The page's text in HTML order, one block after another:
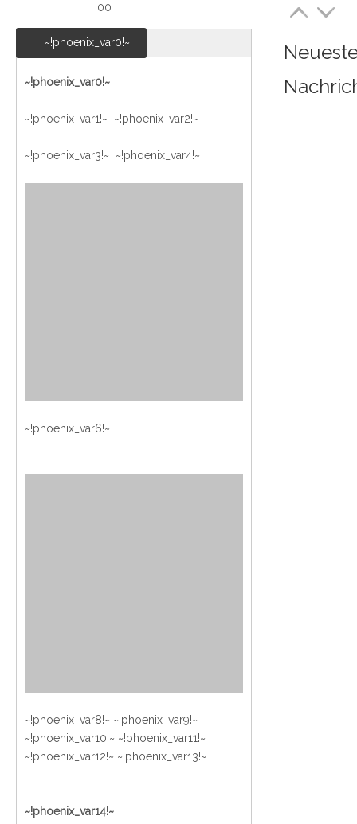
00
~!phoenix_var0!~
~!phoenix_var0!~
~!phoenix_var1!~ ~!phoenix_var2!~
~!phoenix_var3!~ ~!phoenix_var4!~
~!phoenix_var6!~
~!phoenix_var8!~ ~!phoenix_var9!~
~!phoenix_var10!~ ~!phoenix_var11!~
~!phoenix_var12!~ ~!phoenix_var13!~
~!phoenix_var14!~